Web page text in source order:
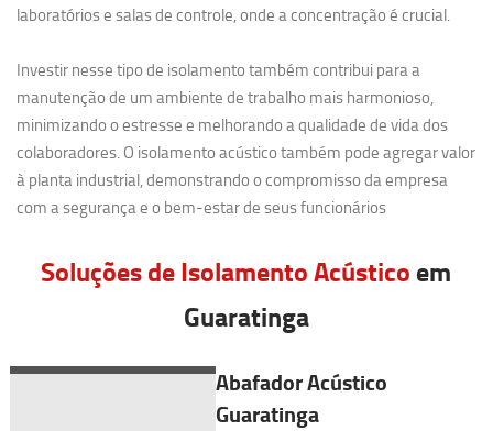
laboratórios e salas de controle, onde a concentração é crucial.
Investir nesse tipo de isolamento também contribui para a
manutenção de um ambiente de trabalho mais harmonioso,
minimizando o estresse e melhorando a qualidade de vida dos
colaboradores. O isolamento acústico também pode agregar valor
à planta industrial, demonstrando o compromisso da empresa
com a segurança e o bem-estar de seus funcionários
Soluções de Isolamento Acústico em
Guaratinga
Abafador Acústico
Guaratinga